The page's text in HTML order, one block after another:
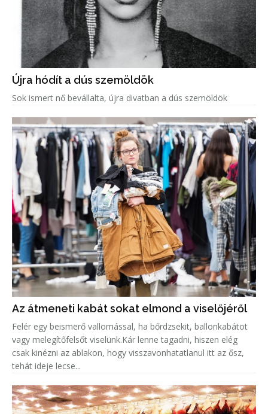
Újra hódít a dús szemöldök
Sok ismert nő bevállalta, újra divatban a dús szemöldök
Az átmeneti kabát sokat elmond a viselőjéről
Felér egy beismerő vallomással, ha bőrdzsekit, ballonkabátot
vagy melegítőfelsőt viselünk.Kár lenne tagadni, hiszen elég
csak kinézni az ablakon, hogy visszavonhatatlanul itt az ősz,
tehát ideje lecse...